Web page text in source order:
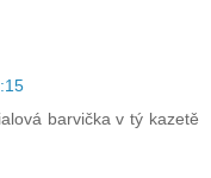
barvička v tý kazetě